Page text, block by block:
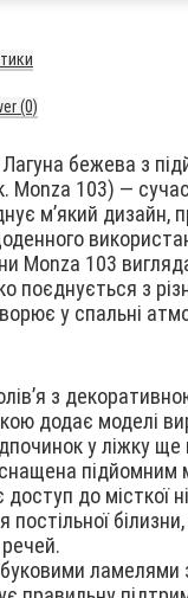
(0)
бежева з
Monza 103) —
м’який дизайн,
Monza 103
поєднується з
у спальні
з
додає моделі
у ліжку
підйомним
доступ до місткої
постільної
ламелями